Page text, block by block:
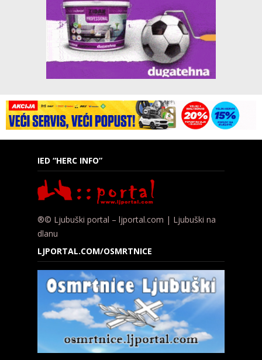
IED “HERC INFO”
®© Ljubuški portal – ljportal.com | Ljubuški na
dlanu
LJPORTAL.COM/OSMRTNICE